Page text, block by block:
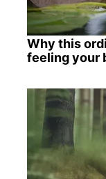
Why this
feeling your